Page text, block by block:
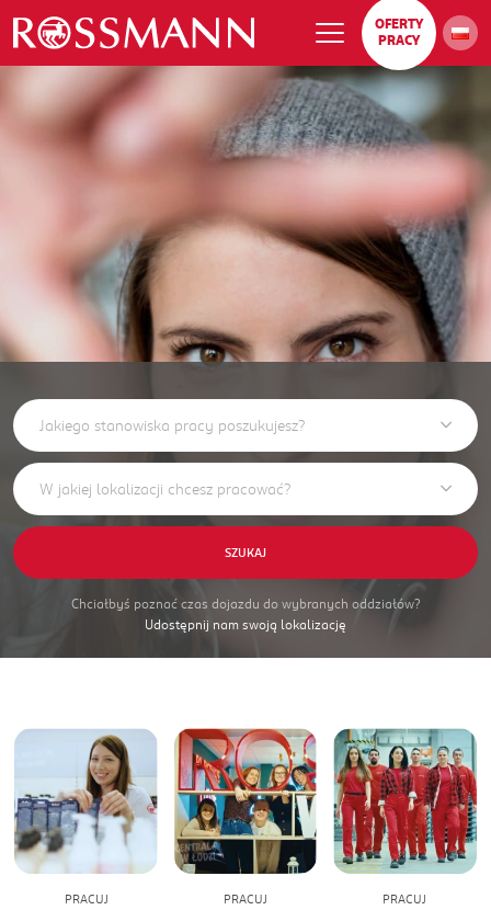
OFERTY
PRACY
SZUKAJ
Chciałbyś poznać czas dojazdu do wybranych oddziałów?
Udostępnij nam swoją lokalizację
PRACUJ PRACUJ PRACUJ